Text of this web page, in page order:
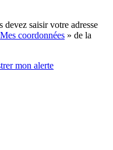
saisir votre adresse
Mes coordonnées » de la
mon alerte